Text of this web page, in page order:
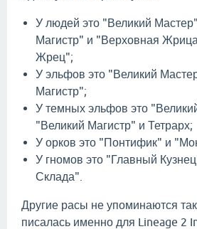
У людей это "Великий
Магистр" и "Верховная
Жрец";
У эльфов это "Великий
Магистр";
У темных эльфов это
"Великий Магистр" и Тетрарх;
У орков это "Понтифик" и
У гномов это "Главный
Склада".
Другие расы не упоминаются так
писалась именно для Lineage 2